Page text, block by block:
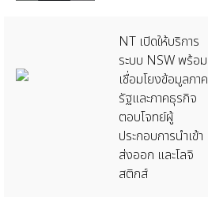
NT เปิดให้บริการ
ระบบ NSW พร้อม
เชื่อมโยงข้อมูลภาค
รัฐและภาคธุรกิจ
ตอบโจทย์ผู้
ประกอบการนำเข้า
ส่งออก และโลจิ
สติกส์